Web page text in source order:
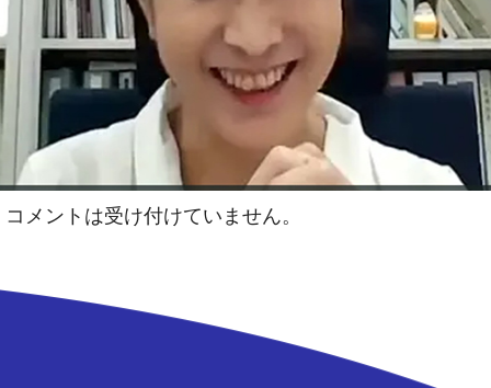
コメントは受け付けていません。